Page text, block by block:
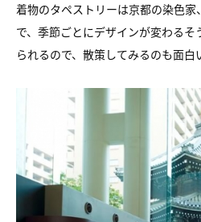
着物のタペストリーは京都の染色
で、季節ごとにデザインが変わる
られるので、散策してみるのも面白